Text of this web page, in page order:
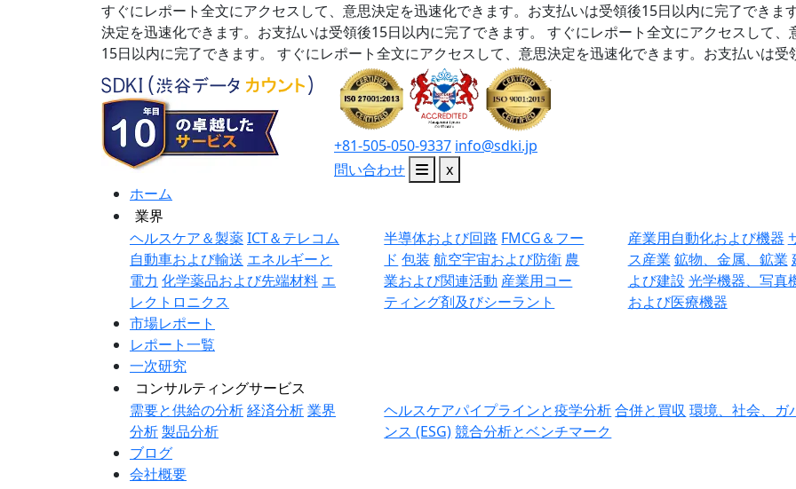
すぐにレポート全文にアクセスして、意思決定を迅速化できます。お支払いは受領後15日以内に完了できま
決定を迅速化できます。お支払いは受領後15日以内に完了できます。
すぐにレポート全文にアクセスして
15日以内に完了できます。
すぐにレポート全文にアクセスして、意思決定を迅速化できます。お支払いは
+81-505-050-9337 info@sdki.jp
問い合わせ
x
ホーム
業界
ヘルスケア＆製薬ICT＆テレコム
自動車および輸送 エネルギーと
電力 化学薬品および先端材料 エ
レクトロニクス
半導体および回路 FMCG＆フー
ド 包装 航空宇宙および防衛 農
業および関連活動 産業用コー
ティング剤及びシーラント
産業用自動化および機器
ス産業 鉱物、金属、鉱業
よび建設 光学機器、写真
および医療機器
市場レポート
レポート一覧
一次研究
コンサルティングサービス
需要と供給の分析経済分析業界
分析製品分析
ヘルスケアパイプラインと疫学分析合併と買収 環境、社会、ガ
ンス (ESG)競合分析とベンチマーク
ブログ
会社概要